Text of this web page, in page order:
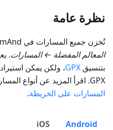
نظرة عامة
تُخزن جميع المسارات في OsmAnd في تبويب في
المعالم المفضلة ←المسارات
بتنسيق GPX، ولكن يمكن استيراد
GPX. اقرأ المزيد عن أنواع المسارات المختلفة في مقال
المسارات على الخريطة.
Android
iOS